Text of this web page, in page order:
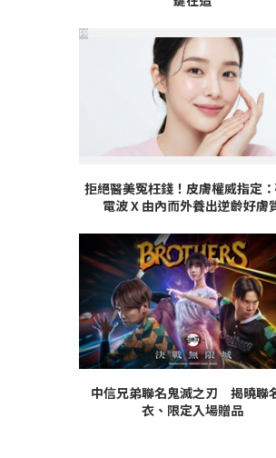
拒絕醫美冤枉錢！皮膚權威指定
電波 X 由內而外養出逆齡好膚
PR
中信兄弟聯名鬼滅之刃 揭曉聯
衣、限定入場贈品